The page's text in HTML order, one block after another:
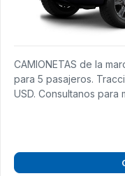
CAMIONETAS de la
para 5 pasajeros.
USD. Consultanos para